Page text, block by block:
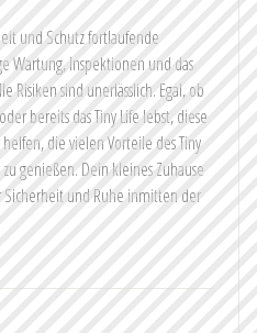
und Schutz fortlaufende
Wartung, Inspektionen und das
sind unerlässlich. Egal, ob
bereits das Tiny Life lebst, diese
die vielen Vorteile des Tiny
genießen. Dein kleines Zuhause
und Ruhe inmitten der